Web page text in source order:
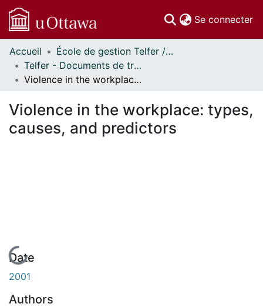
Se connecter
Communautés
et collections
Parcourir
À propos
Accueil
École de gestion Telfer // Telfer School of Management
Telfer - Documents de travail // Telfer - Working Papers
Violence in the workplace: types, causes, and predictors
Violence in the workplace: types,
causes, and predictors
En cours de chargement...
Date
2001
Authors